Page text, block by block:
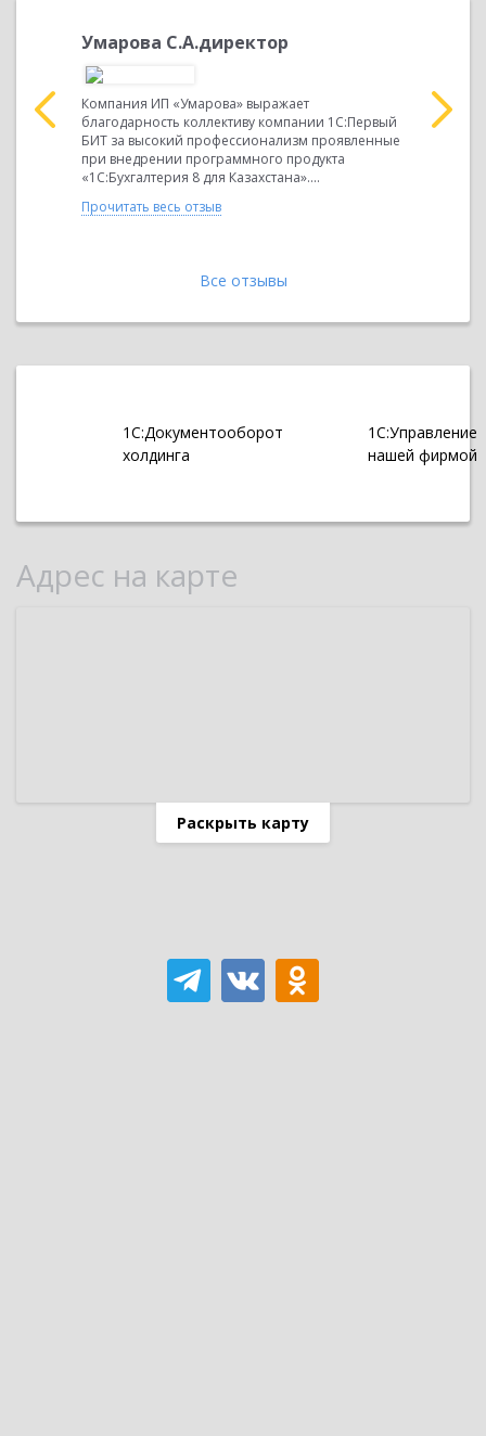
Умарова С.А.директор
Компания ИП «Умарова» выражает
благодарность коллективу компании 1С:Первый
БИТ за высокий профессионализм проявленные
при внедрении программного продукта
«1С:Бухгалтерия 8 для Казахстана»....
Прочитать весь отзыв
Все отзывы
1С:Документооборот
холдинга
1С:Управление
нашей фирмой
Адрес на карте
Раскрыть карту